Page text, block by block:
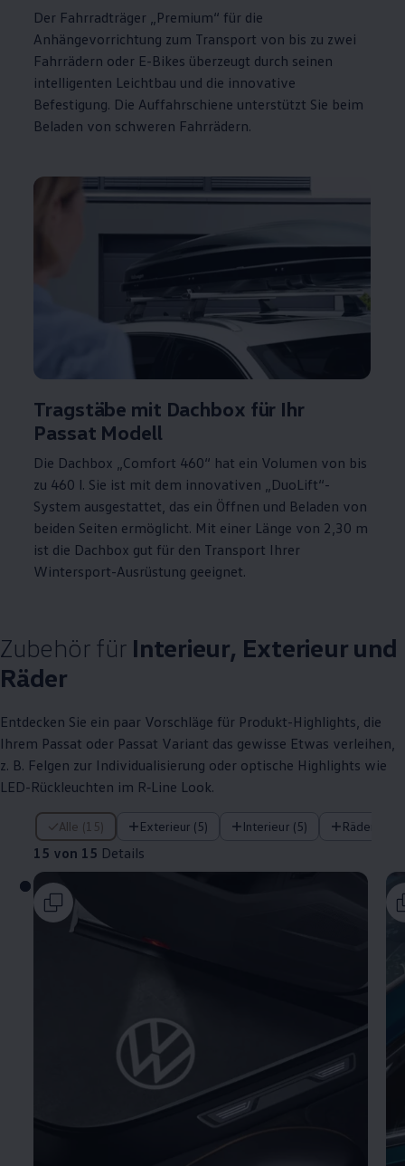
Der Fahrradträger „Premium“ für die
Anhängevorrichtung zum Transport von bis zu zwei
Fahrrädern oder E-Bikes überzeugt durch seinen
intelligenten Leichtbau und die innovative
Befestigung. Die Auffahrschiene unterstützt Sie beim
Beladen von schweren Fahrrädern.
Tragstäbe mit Dachbox für Ihr
Passat Modell
Die Dachbox „Comfort 460“ hat ein Volumen von bis
zu 460 l. Sie ist mit dem innovativen „DuoLift“-
System ausgestattet, das ein Öffnen und Beladen von
beiden Seiten ermöglicht. Mit einer Länge von 2,30 m
ist die Dachbox gut für den Transport Ihrer
Wintersport-Ausrüstung geeignet.
Zubehörfür Interieur, Exterieur und
Räder
Entdecken Sie ein paar Vorschläge für Produkt-Highlights , die
Ihrem Passat oder Passat Variant das gewisse Etwas verleihen,
z. B. Felgen zur Individualisierung oder optische Highlights wie
LED-Rückleuchten im R‑Line Look.
Alle (15) Exterieur (5) Interieur (5) Räder (5)
15 von 15 Details
15 von 15 Details